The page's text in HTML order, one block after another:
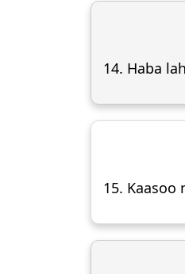
14. Haba
15. Kaasoo